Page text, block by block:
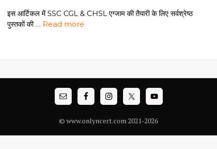
इस आर्टिकल में SSC CGL & CHSL एग्जाम की तैयारी के लिए सर्वश्रेष्ठ
पुस्तकों की … Read more
© www.onlyncert.com 2021-2026